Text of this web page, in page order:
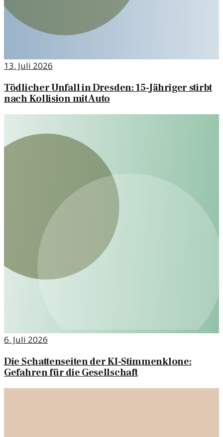
13. Juli 2026
Tödlicher Unfall in Dresden: 15-Jähriger stirbt
nach Kollision mit Auto
6. Juli 2026
Die Schattenseiten der KI-Stimmenklone:
Gefahren für die Gesellschaft